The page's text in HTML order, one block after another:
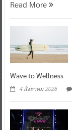
Read More
Wave to Wellness
4 สิงหาคม 2026